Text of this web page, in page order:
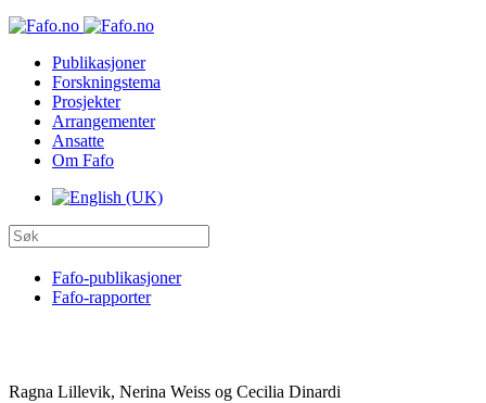
Publikasjoner
Forskningstema
Prosjekter
Arrangementer
Ansatte
Om Fafo
Fafo-publikasjoner
Fafo-rapporter
Ragna Lillevik, Nerina Weiss og Cecilia Dinardi